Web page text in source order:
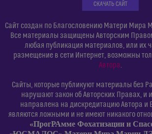
СКАЧАТЬ САЙТ
Сайт создан по Благословению Матери Мира
Все материалы защищены Авторским
любая публикация материалов, или их
размещение в сети Интернет, возможны
Автора.
Сайты, которые публикуют материалы без
нарушают закон об Авторских Правах, и
направлена на дискредитацию Автора и
являются ложными и не имеют никакого
«ПрогРАмме Фохатизации и